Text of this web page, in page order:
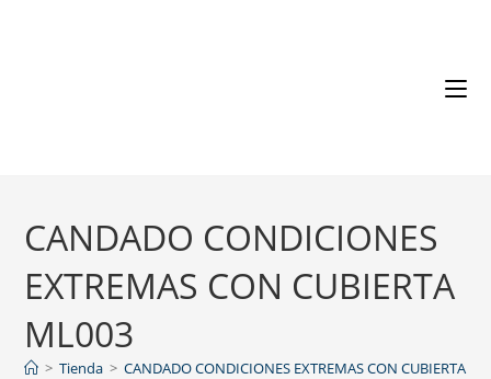
CANDADO CONDICIONES
EXTREMAS CON CUBIERTA
ML003
> Tienda > CANDADO CONDICIONES EXTREMAS CON CUBIERTA